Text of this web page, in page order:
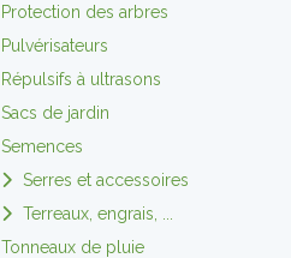
Protection des arbres
Pulvérisateurs
Répulsifs à ultrasons
Sacs de jardin
Semences
Serres et accessoires
Terreaux, engrais, ...
Tonneaux de pluie